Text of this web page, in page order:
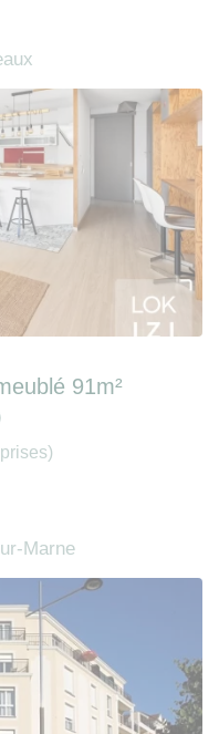
91m²
Marne